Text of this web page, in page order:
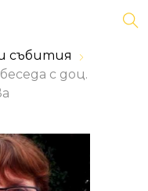
събития
с доц.